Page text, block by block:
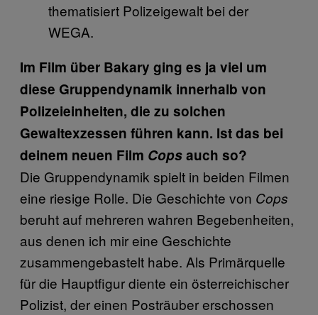
thematisiert Polizeigewalt bei der
WEGA.
Im Film über Bakary ging es ja viel um
diese Gruppendynamik innerhalb von
Polizeieinheiten, die zu solchen
Gewaltexzessen führen kann. Ist das bei
deinem neuen Film Copsauch so?
Die Gruppendynamik spielt in beiden Filmen
eine riesige Rolle. Die Geschichte von Cops
beruht auf mehreren wahren Begebenheiten,
aus denen ich mir eine Geschichte
zusammengebastelt habe. Als Primärquelle
für die Hauptfigur diente ein österreichischer
Polizist, der einen Posträuber erschossen